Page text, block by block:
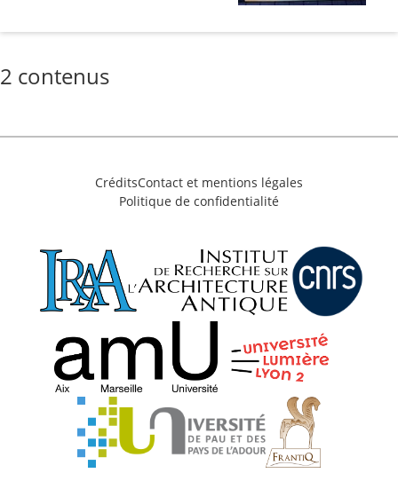
2 contenus
CréditsContact et mentions légales
Politique de confidentialité